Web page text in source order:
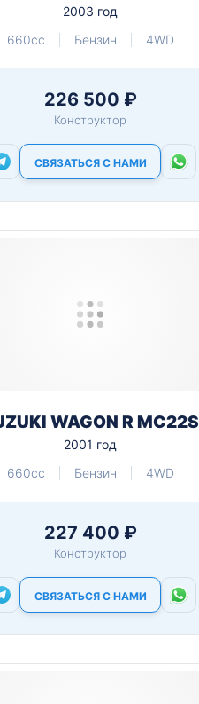
2003 год
660cc
Бензин 4WD
226 500 ₽
Конструктор
СВЯЗАТЬСЯ С НАМИ
WAGON R MC22S
2001 год
660cc
Бензин 4WD
227 400 ₽
Конструктор
СВЯЗАТЬСЯ С НАМИ